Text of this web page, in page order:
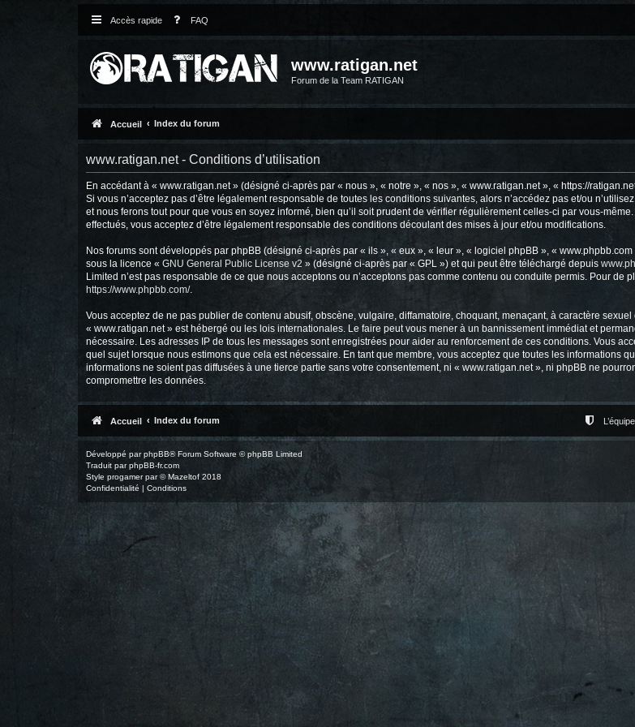
Accès rapide FAQ
www.ratigan.net
Forum de la Team RATIGAN
Accueil Index du forum
www.ratigan.net - Conditions d’utilisation
En accédant à « www.ratigan.net » (désigné ci-après par « nous », « notre », « nos », « www.ratigan.net », « https://
Si vous n’acceptez pas d’être légalement responsable de toutes les conditions suivantes, alors n’accédez pas et/ou
et nous ferons tout pour que vous en soyez informé, bien qu’il soit prudent de vérifier régulièrement celles-ci par vous-
effectués, vous acceptez d’être légalement responsable des conditions découlant des mises à jour et/ou modifications.
Nos forums sont développés par phpBB (désigné ci-après par « ils », « eux », « leur », « logiciel phpBB », «
sous la licence « GNU General Public License v2 » (désigné ci-après par « GPL ») et qui peut être téléchargé depuis
Limited n’est pas responsable de ce que nous acceptons ou n’acceptons pas comme contenu ou conduite permis. Pour
https://www.phpbb.com/.
Vous acceptez de ne pas publier de contenu abusif, obscène, vulgaire, diffamatoire, choquant, menaçant, à caractère
« www.ratigan.net » est hébergé ou les lois internationales. Le faire peut vous mener à un bannissement immédiat et
nécessaire. Les adresses IP de tous les messages sont enregistrées pour aider au renforcement de ces conditions. Vous
quel sujet lorsque nous estimons que cela est nécessaire. En tant que membre, vous acceptez que toutes les informations
informations ne soient pas diffusées à une tierce partie sans votre consentement, ni « www.ratigan.net », ni phpBB ne
compromettre les données.
Accueil Index du forum
Développé parphpBB® Forum Software © phpBB Limited
Traduit parphpBB-fr.com
Style progamerpar ©Mazeltof 2018
Confidentialité | Conditions